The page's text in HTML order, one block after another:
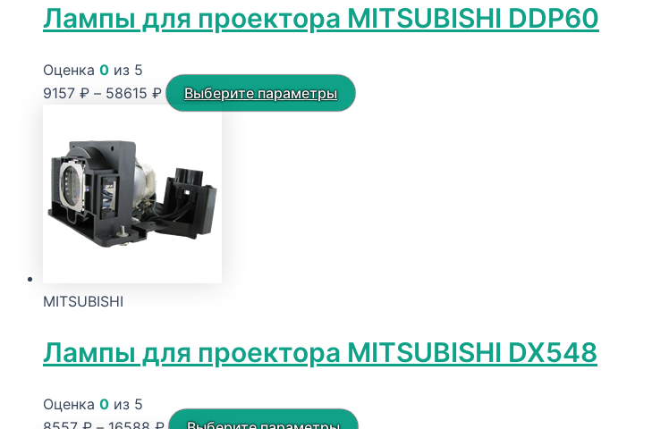
Лампы для проектора MITSUBISHI DDP60
Оценка 0 из 5
9157 ₽ – 58615 ₽Диапазон
цен:
58615 ₽
Выберите параметры
Этот
MITSUBISHI
Лампы для проектора MITSUBISHI DX548
Оценка 0 из 5